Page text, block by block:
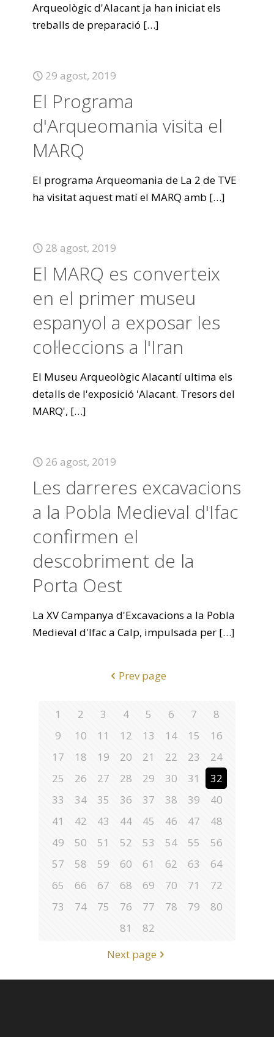
Arqueològic d'Alacant ja han iniciat els
treballs de preparació […]
29 agost, 2019
El Programa
d'Arqueomania visita el
MARQ
El programa Arqueomania de La 2 de TVE
ha visitat aquest matí el MARQ amb […]
28 agost, 2019
El MARQ es converteix
en el primer museu
espanyol a exposar les
col·leccions a l'Iran
El Museu Arqueològic Alacantí ultima els
detalls de l'exposició 'Alacant. Tresors del
MARQ', […]
26 agost, 2019
Les darreres excavacions
a la Pobla Medieval d'Ifac
confirmen el
descobriment de la
Porta Oest
La XV Campanya d'Excavacions a la Pobla
Medieval d'Ifac a Calp, impulsada per […]
Prev page
1 2 3 4 5 6 7
8
9
10 11 12 13 14 15
16
17
18 19 20 21 22 23
24
25
26 27 28 29 30 31
32
33
34 35 36 37 38 39
40
41
42 43 44 45 46 47
48
49
50 51 52 53 54 55
56
57
58 59 60 61 62 63
64
65
66 67 68 69 70 71
72
73
74 75 76 77 78 79
80
81
82
Next page